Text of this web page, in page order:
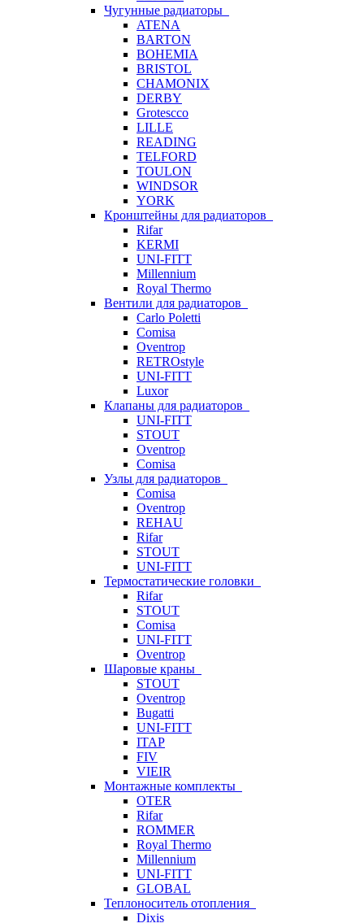
Чугунные радиаторы
ATENA
BARTON
BOHEMIA
BRISTOL
CHAMONIX
DERBY
Grotescco
LILLE
READING
TELFORD
TOULON
WINDSOR
YORK
Кронштейны для радиаторов
Rifar
KERMI
UNI-FITT
Millennium
Royal Thermo
Вентили для радиаторов
Carlo Poletti
Comisa
Oventrop
RETROstyle
UNI-FITT
Luxor
Клапаны для радиаторов
UNI-FITT
STOUT
Oventrop
Comisa
Узлы для радиаторов
Comisa
Oventrop
REHAU
Rifar
STOUT
UNI-FITT
Термостатические головки
Rifar
STOUT
Comisa
UNI-FITT
Oventrop
Шаровые краны
STOUT
Oventrop
Bugatti
UNI-FITT
ITAP
FIV
VIEIR
Монтажные комплекты
OTER
Rifar
ROMMER
Royal Thermo
Millennium
UNI-FITT
GLOBAL
Теплоноситель отопления
Dixis